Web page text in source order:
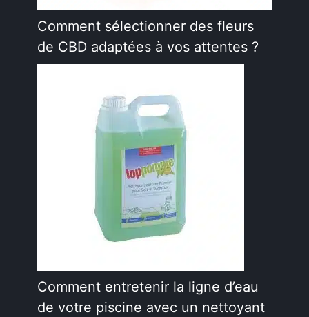
Comment sélectionner des fleurs
de CBD adaptées à vos attentes ?
Comment entretenir la ligne d’eau
de votre piscine avec un nettoyant